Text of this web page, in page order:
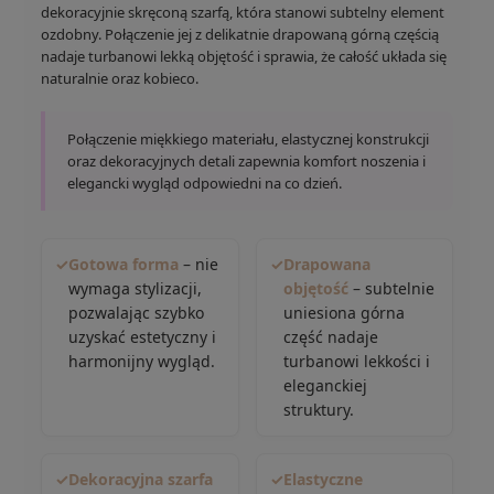
dekoracyjnie skręconą szarfą, która stanowi subtelny element
ozdobny. Połączenie jej z delikatnie drapowaną górną częścią
nadaje turbanowi lekką objętość i sprawia, że całość układa się
naturalnie oraz kobieco.
Połączenie miękkiego materiału, elastycznej konstrukcji
oraz dekoracyjnych detali zapewnia komfort noszenia i
elegancki wygląd odpowiedni na co dzień.
✓Gotowa forma – nie
wymaga stylizacji,
pozwalając szybko
uzyskać estetyczny i
harmonijny wygląd.
✓Drapowana
objętość– subtelnie
uniesiona górna
część nadaje
turbanowi lekkości i
eleganckiej
struktury.
✓Dekoracyjna szarfa
✓Elastyczne